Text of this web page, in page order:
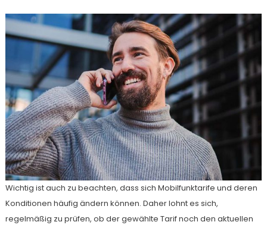
Wichtig ist auch zu beachten, dass sich Mobilfunktarife und deren
Konditionen häufig ändern können. Daher lohnt es sich,
regelmäßig zu prüfen, ob der gewählte Tarif noch den aktuellen